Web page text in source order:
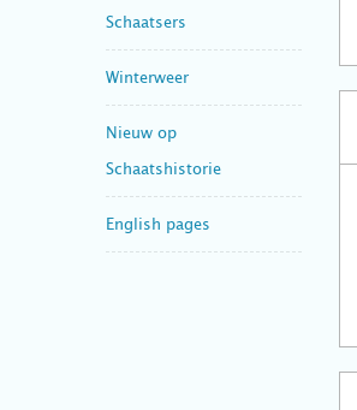
Schaatsers
Winterweer
Nieuw op
Schaatshistorie
English pages